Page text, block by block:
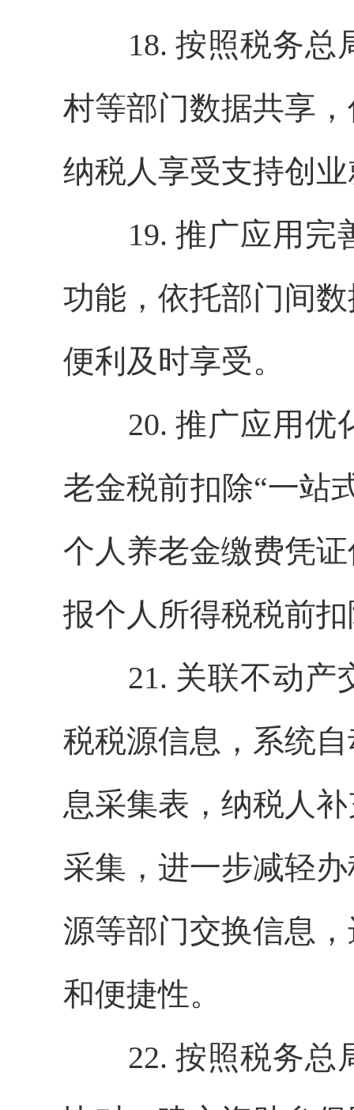
18. 按照税务总
村等部门数据共享
纳税人享受支持创
19. 推广应用完
功能，依托部门间
便利及时享受。
20. 推广应用优
老金税前扣除“一站
个人养老金缴费凭
报个人所得税税前
21. 关联不动产
税税源信息，系统
息采集表，纳税人
采集，进一步减轻
源等部门交换信息
和便捷性。
22. 按照税务总